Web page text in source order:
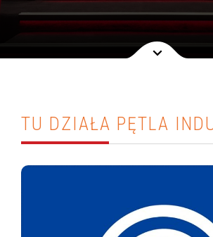
TU DZIAŁA PĘTLA